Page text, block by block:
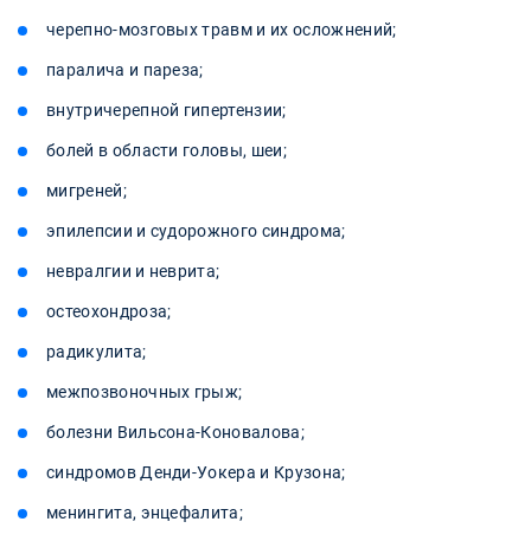
черепно-мозговых травм и их осложнений;
паралича и пареза;
внутричерепной гипертензии;
болей в области головы, шеи;
мигреней;
эпилепсии и судорожного синдрома;
невралгии и неврита;
остеохондроза;
радикулита;
межпозвоночных грыж;
болезни Вильсона-Коновалова;
синдромов Денди-Уокера и Крузона;
менингита, энцефалита;